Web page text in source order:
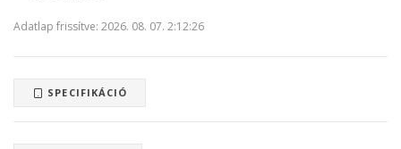
Adatlap frissítve: 2026. 08. 07. 2:12:26
SPECIFIKÁCIÓ